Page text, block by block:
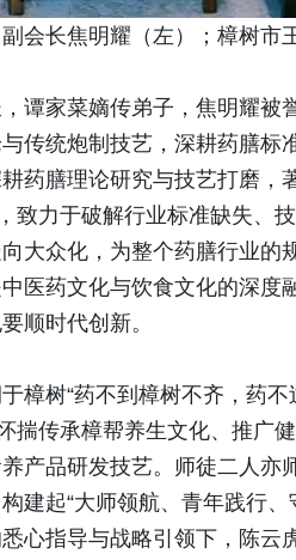
会长焦明耀（左）；樟树市
谭家菜嫡传弟子，焦明耀被
传统炮制技艺，深耕药膳标
药膳理论研究与技艺打磨，
致力于破解行业标准缺失、
大众化，为整个药膳行业的
医药文化与饮食文化的深度
顺时代创新。
樟树“药不到樟树不齐，药
揣传承樟帮养生文化、推广
产品研发技艺。师徒二人亦
建起“大师领航、青年践行
心指导与战略引领下，陈云